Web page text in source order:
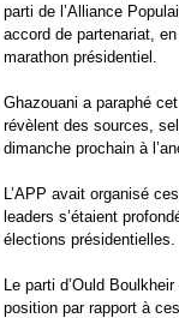
parti de l’Alliance
accord de partenariat,
marathon présidentiel.
Ghazouani a paraphé
révèlent des sources,
dimanche prochain à
L’APP avait organisé
leaders s’étaient
élections présidentielles.
Le parti d’Ould
position par rapport à
MAURITANIA